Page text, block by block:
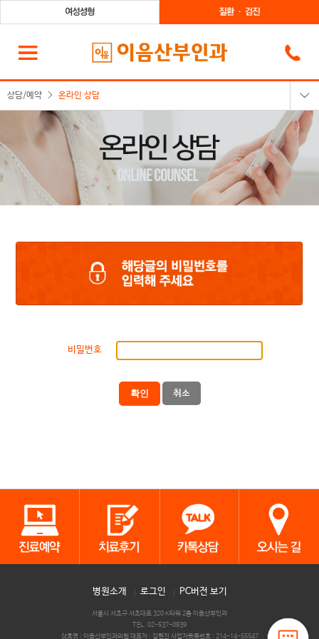
상담/예약 온라인 상담
카카오톡상담
온라인예약
비밀번호
확인 취소
병원소개 로그인 PC버전 보기
서울시 서초구 서초대로 320 K타워 2층 이음산부인과
TEL. 02-537-0939
상호명 : 이음산부인과의원 대표자 : 김현진 사업자등록번호 : 214-14-55547